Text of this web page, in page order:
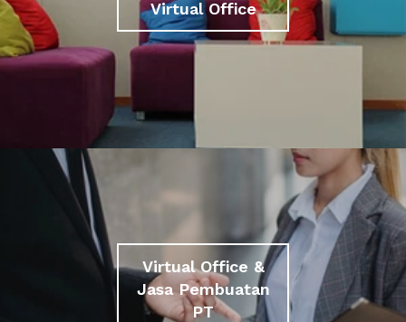
Virtual Office
Virtual Office &
Jasa Pembuatan
PT